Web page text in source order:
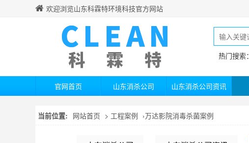
欢迎浏览山东科霖特环境科技官方网站
热门搜索：
官网首页 山东消杀公司 山东消杀公司资讯
当前位置: 网站首页 > 工程案例 ›万达影院消毒杀菌案例